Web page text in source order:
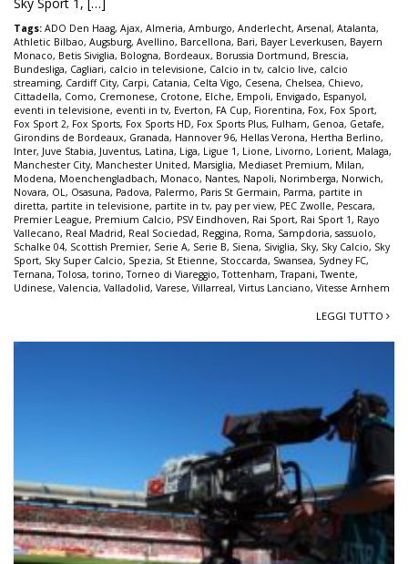
Tags: ADO Den Haag, Ajax, Almeria, Amburgo, Anderlecht, Arsenal, Atalanta,
Athletic Bilbao, Augsburg, Avellino, Barcellona, Bari, Bayer Leverkusen, Bayern
Monaco, Betis Siviglia, Bologna, Bordeaux, Borussia Dortmund, Brescia,
Bundesliga, Cagliari, calcio in televisione, Calcio in tv, calcio live, calcio
streaming, Cardiff City, Carpi, Catania, Celta Vigo, Cesena, Chelsea, Chievo,
Cittadella, Como, Cremonese, Crotone, Elche, Empoli, Envigado, Espanyol,
eventi in televisione, eventi in tv, Everton, FA Cup, Fiorentina, Fox, Fox Sport,
Fox Sport 2, Fox Sports, Fox Sports HD, Fox Sports Plus, Fulham, Genoa, Getafe,
Girondins de Bordeaux, Granada, Hannover 96, Hellas Verona, Hertha Berlino,
Inter, Juve Stabia, Juventus, Latina, Liga, Ligue 1, Lione, Livorno, Lorient, Malaga,
Manchester City, Manchester United, Marsiglia, Mediaset Premium, Milan,
Modena, Moenchengladbach, Monaco, Nantes, Napoli, Norimberga, Norwich,
Novara, OL , Osasuna, Padova, Palermo, Paris St Germain, Parma, partite in
diretta, partite in televisione, partite in tv, pay per view, PEC Zwolle, Pescara,
Premier League, Premium Calcio, PSV Eindhoven, Rai Sport, Rai Sport 1, Rayo
Vallecano, Real Madrid, Real Sociedad, Reggina, Roma, Sampdoria, sassuolo,
Schalke 04, Scottish Premier, Serie A, Serie B, Siena, Siviglia, Sky, Sky Calcio, Sky
Sport, Sky Super Calcio, Spezia, St Etienne, Stoccarda, Swansea, Sydney FC,
Ternana,Tolosa, torino,Torneo di Viareggio,Tottenham,Trapani,Twente,
Udinese, Valencia, Valladolid, Varese, Villarreal, Virtus Lanciano, Vitesse Arnhem
LEGGI TUTTO